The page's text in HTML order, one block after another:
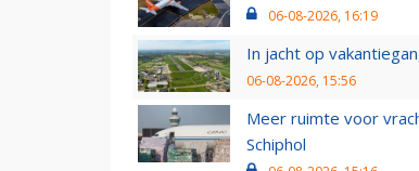
06-08-2026, 16:19
In jacht op
06-08-2026, 15:56
Meer ruimte voor
Schiphol